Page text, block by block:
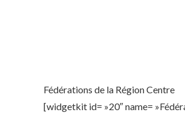
Fédérations de la Région Centre
[widgetkit id= »20″ name=